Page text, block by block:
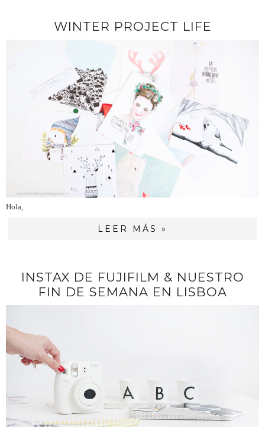
WINTER PROJECT LIFE
Hola,
LEER MÁS »
INSTAX DE FUJIFILM & NUESTRO
FIN DE SEMANA EN LISBOA